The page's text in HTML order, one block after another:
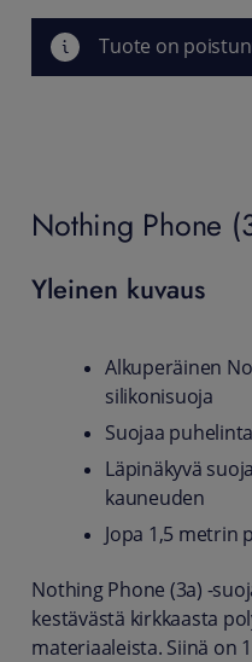
Tuote on
Nothing Phone
Yleinen kuvaus
Alkuperäinen
silikonisuoja
Suojaa
Läpinäkyvä
kauneuden
Jopa 1,5 metrin
Nothing Phone (3a) -
kestävästä kirkkaasta
materiaaleista. Siinä on